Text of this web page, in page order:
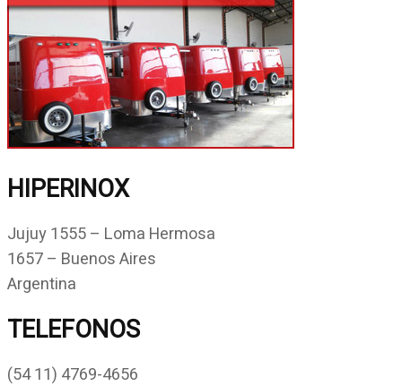
HIPERINOX
Jujuy 1555 – Loma Hermosa
1657 – Buenos Aires
Argentina
TELEFONOS
(54 11) 4769-4656